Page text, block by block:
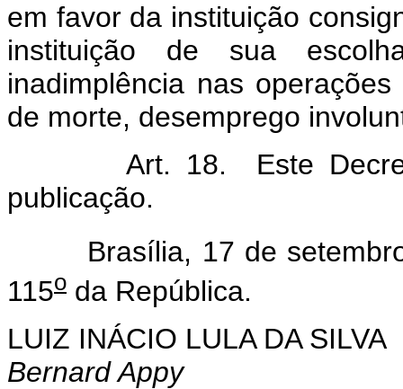
em favor da instituição
instituição de sua
inadimplência nas
de morte, desemprego
Art. 18. Este Decreto
publicação.
Brasília, 17 de setembro
115o da República.
LUIZ INÁCIO LULA DA SILVA
Bernard Appy